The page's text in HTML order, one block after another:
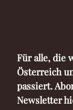
Für alle, die
Österreich
passiert.
Newsletter